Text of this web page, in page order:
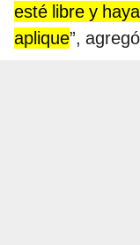
esté libre y
aplique”,